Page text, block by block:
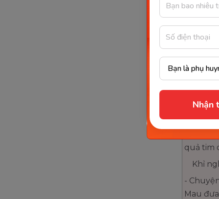
Nhận
Nó nhìn
- Bạn là
Khỉ
2. Một
Sấu. Bơi
quả tim
Khỉ
-
Mau